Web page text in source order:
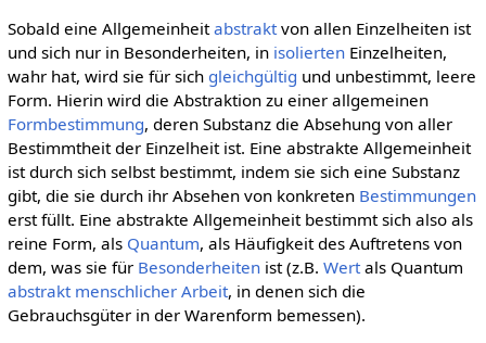
Sobald eine Allgemeinheitabstraktvon allen Einzelheiten ist
und sich nur in Besonderheiten, in isoliertenEinzelheiten,
wahr hat, wird sie für sich gleichgültig und unbestimmt, leere
Form. Hierin wird die Abstraktion zu einer allgemeinen
Formbestimmung, deren Substanz die Absehung von aller
Bestimmtheit der Einzelheit ist. Eine abstrakte Allgemeinheit
ist durch sich selbst bestimmt, indem sie sich eine Substanz
gibt, die sie durch ihr Absehen von konkreten Bestimmungen
erst füllt. Eine abstrakte Allgemeinheit bestimmt sich also als
reine Form, als Quantum, als Häufigkeit des Auftretens von
dem, was sie für Besonderheitenist (z.B. Wertals Quantum
abstrakt menschlicher Arbeit, in denen sich die
Gebrauchsgüter in der Warenform bemessen).